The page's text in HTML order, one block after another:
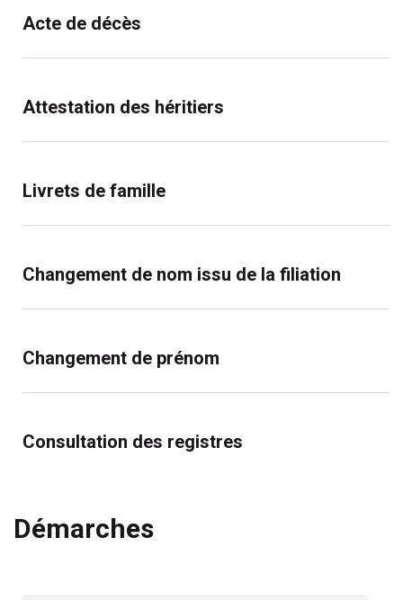
Acte de décès
Attestation des héritiers
Livrets de famille
Changement de nom issu de la filiation
Changement de prénom
Consultation des registres
Démarches